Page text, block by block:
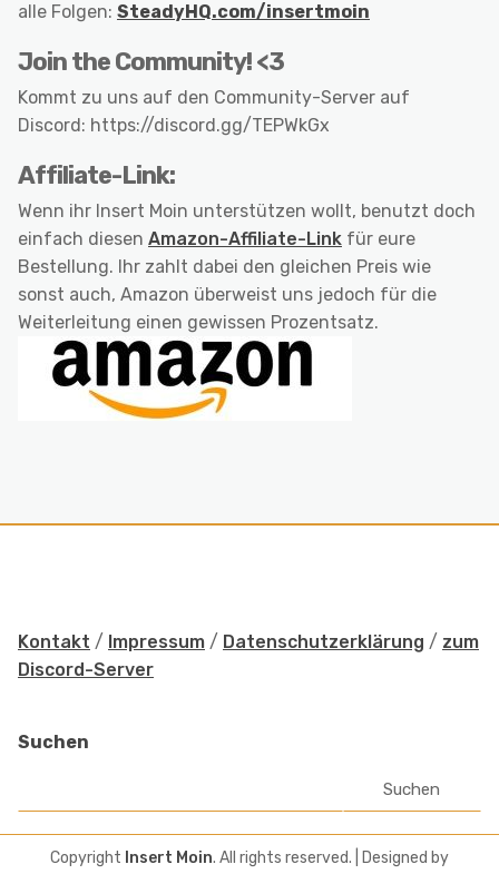
alle Folgen: SteadyHQ.com/insertmoin
Join the Community! <3
Kommt zu uns auf den Community-Server auf
Discord: https://discord.gg/TEPWkGx
Affiliate-Link:
Wenn ihr Insert Moin unterstützen wollt, benutzt doch
einfach diesen Amazon-Affiliate-Link für eure
Bestellung. Ihr zahlt dabei den gleichen Preis wie
sonst auch, Amazon überweist uns jedoch für die
Weiterleitung einen gewissen Prozentsatz.
Kontakt / Impressum / Datenschutzerklärung / zum
Discord-Server
Suchen
Suchen
Copyright Insert Moin. All rights reserved.
| Designed by